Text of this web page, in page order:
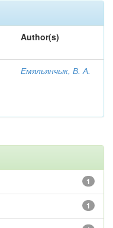
Author(s)
Емяльянчык, В. А.
1
1